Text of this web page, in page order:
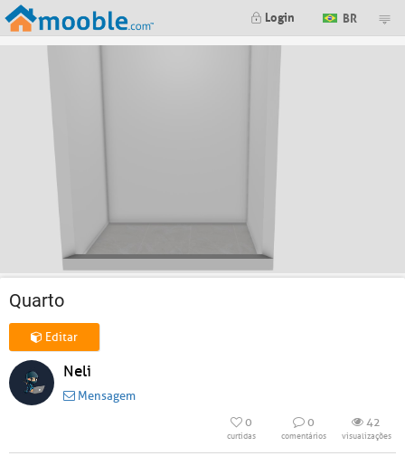
Login BR
Quarto
Editar
Neli
Mensagem
0
curtidas
0
comentários
42
visualizações